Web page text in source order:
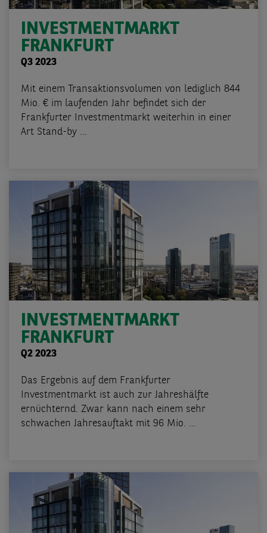
INVESTMENTMARKT
FRANKFURT
Q3 2023
Mit einem Transaktionsvolumen von lediglich 844
Mio. € im laufenden Jahr befindet sich der
Frankfurter Investmentmarkt weiterhin in einer
Art Stand-by ...
INVESTMENTMARKT
FRANKFURT
Q2 2023
Das Ergebnis auf dem Frankfurter
Investmentmarkt ist auch zur Jahreshälfte
ernüchternd. Zwar kann nach einem sehr
schwachen Jahresauftakt mit 96 Mio. ...